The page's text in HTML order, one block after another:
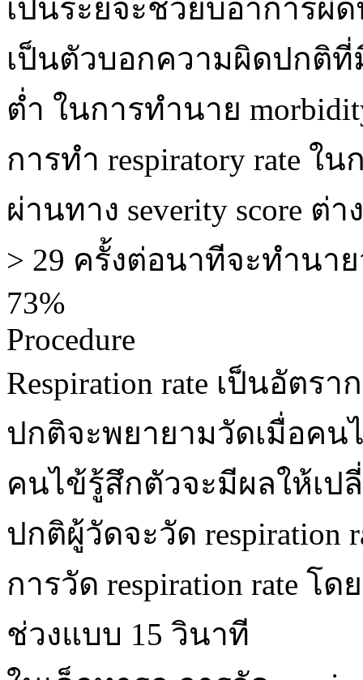
เป็นระยจะช่วยบอาการผิ
เป็นตัวบอกความผิดปกติที่
ต่ำ ในการทำนาย
การทำ respiratory rate ใ
ผ่านทาง severity score ต่
> 29 ครั้งต่อนาทีจะทำนา
73%
Procedure
Respiration rate เป็นอัตร
ปกติจะพยายามวัดเมื่อคน
คนไข้รู้สึกตัวจะมีผลให้เป
ปกติผู้วัดจะวัด
การวัด respiration rate โ
ช่วงแบบ 15 วินาที